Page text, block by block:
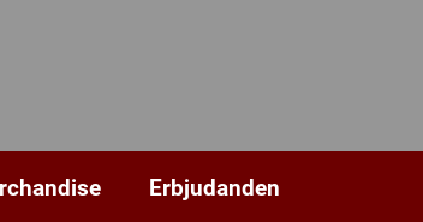
Erbjudanden